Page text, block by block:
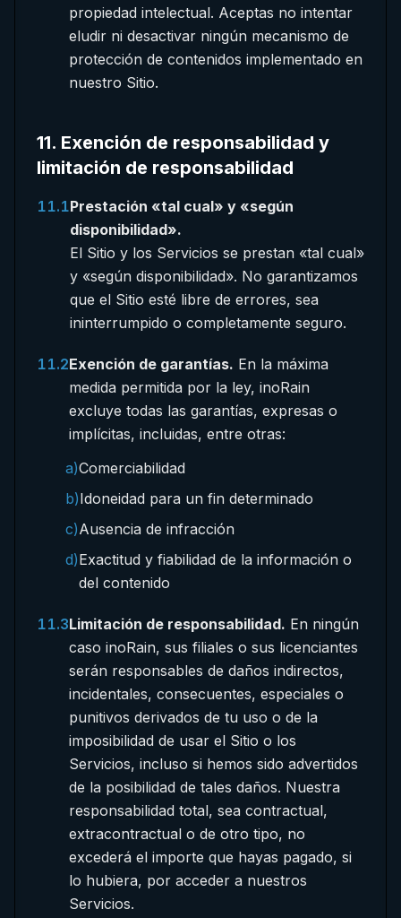
propiedad intelectual. Aceptas no intentar
eludir ni desactivar ningún mecanismo de
protección de contenidos implementado en
nuestro Sitio.
11. Exención de responsabilidad y
limitación de responsabilidad
11.1Prestación «tal cual» y «según
disponibilidad».
El Sitio y los Servicios se prestan «tal cual»
y «según disponibilidad». No garantizamos
que el Sitio esté libre de errores, sea
ininterrumpido o completamente seguro.
11.2Exención de garantías. En la máxima
medida permitida por la ley, inoRain
excluye todas las garantías, expresas o
implícitas, incluidas, entre otras:
a)Comerciabilidad
b)Idoneidad para un fin determinado
c)Ausencia de infracción
d)Exactitud y fiabilidad de la información o
del contenido
11.3Limitación de responsabilidad. En ningún
caso inoRain, sus filiales o sus licenciantes
serán responsables de daños indirectos,
incidentales, consecuentes, especiales o
punitivos derivados de tu uso o de la
imposibilidad de usar el Sitio o los
Servicios, incluso si hemos sido advertidos
de la posibilidad de tales daños. Nuestra
responsabilidad total, sea contractual,
extracontractual o de otro tipo, no
excederá el importe que hayas pagado, si
lo hubiera, por acceder a nuestros
Servicios.